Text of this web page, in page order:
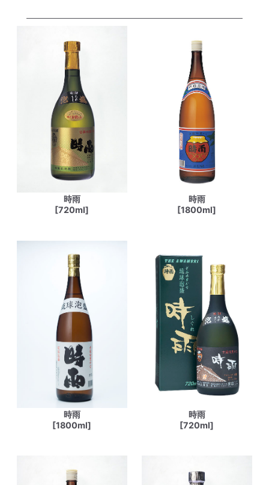
時雨
[720ml]
時雨
[1800ml]
時雨
[1800ml]
時雨
[720ml]